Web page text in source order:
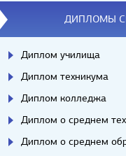
ДИПЛОМЫ
Диплом училища
Диплом техникума
Диплом колледжа
Диплом о среднем
Диплом о среднем